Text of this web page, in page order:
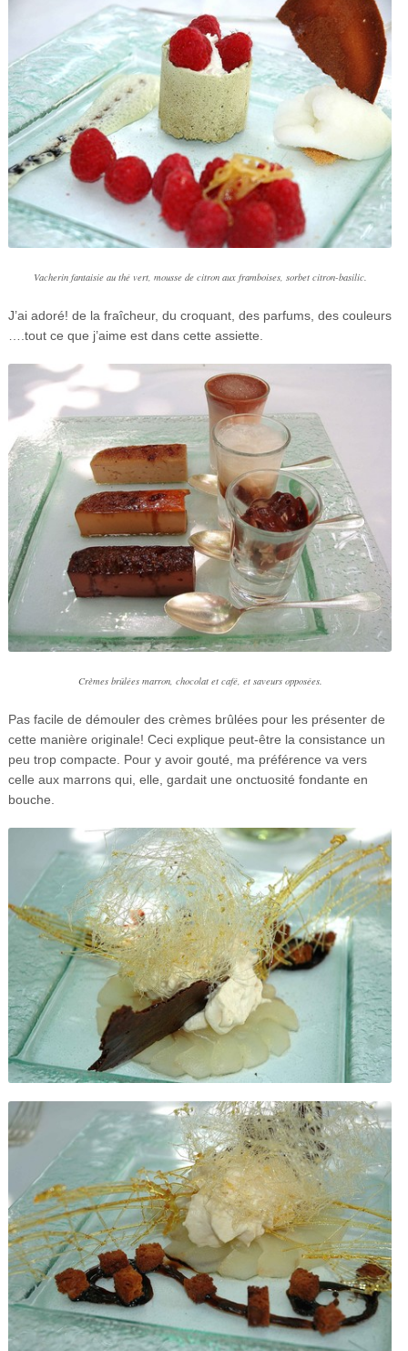
Vacherin fantaisie au thé vert, mousse de citron aux framboises, sorbet citron-basilic.
J’ai adoré! de la fraîcheur, du croquant, des parfums, des couleurs
….tout ce que j’aime est dans cette assiette.
Crèmes brûlées marron, chocolat et café, et saveurs opposées.
Pas facile de démouler des crèmes brûlées pour les présenter de
cette manière originale! Ceci explique peut-être la consistance un
peu trop compacte. Pour y avoir gouté, ma préférence va vers
celle aux marrons qui, elle, gardait une onctuosité fondante en
bouche.